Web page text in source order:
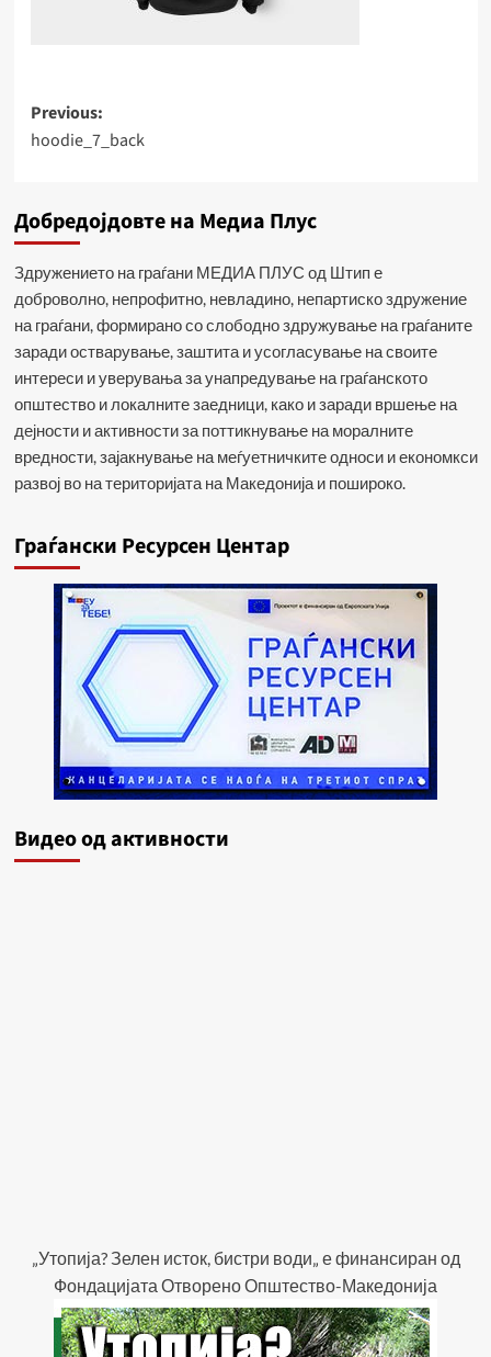
Post
navigation
Previous:
hoodie_7_back
Добредојдовте на Медиа Плус
Здружението на граѓани МЕДИА ПЛУС од Штип е
доброволно, непрофитно, невладино, непартиско здружение
на граѓани, формирано со слободно здружување на граѓаните
заради остварување, заштита и усогласување на своите
интереси и уверувања за унапредување на граѓанското
општество и локалните заедници, како и заради вршење на
дејности и активности за поттикнување на моралните
вредности, зајакнување на меѓуетничките односи и економкси
развој во на територијата на Македонија и пошироко.
Граѓански Ресурсен Центар
Видеo од активности
„Утопија? Зелен исток, бистри води„ е финансиран од
Фондацијата Отворено Општество-Македонија